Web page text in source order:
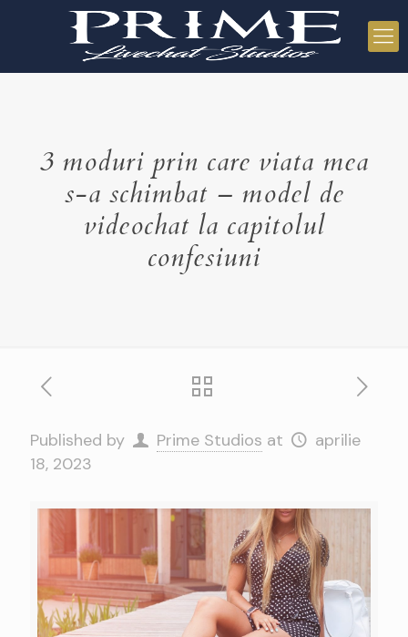
3 moduri prin care viata mea
s-a schimbat – model de
videochat la capitolul
confesiuni
Published by Prime Studios at
aprilie
18, 2023